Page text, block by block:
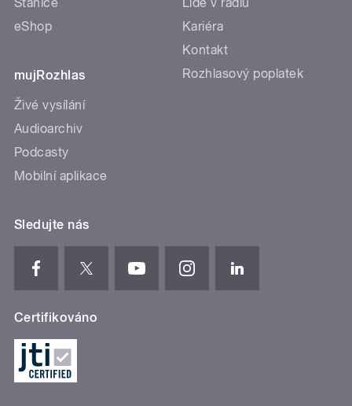
eShop
mujRozhlas
Živé vysílání
Audioarchiv
Podcasty
Mobilní aplikace
Kariéra
Kontakt
Rozhlasový poplatek
Sledujte nás
Certifikováno